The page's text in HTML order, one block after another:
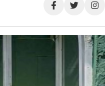
Compartir